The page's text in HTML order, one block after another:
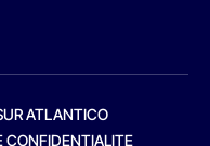
ATLANTICO
CONFIDENTIALITE